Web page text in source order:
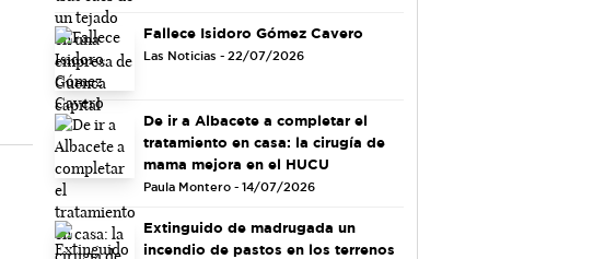
Fallece Isidoro Gómez Cavero
Las Noticias - 22/07/2026
De ir a Albacete a completar el
tratamiento en casa: la cirugía de
mama mejora en el HUCU
Paula Montero - 14/07/2026
Extinguido de madrugada un
incendio de pastos en los terrenos